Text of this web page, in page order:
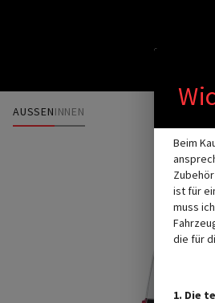
AUSSEN INNEN
Beim
ist für
muss
die für
1. Die